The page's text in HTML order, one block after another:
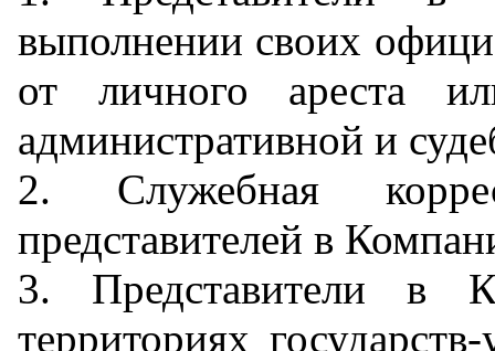
выполнении своих
от личного ареста
административной и
2. Служебная
представителей в
3. Представители в
территориях